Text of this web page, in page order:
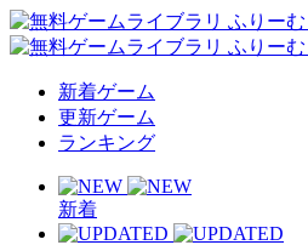
新着ゲーム
更新ゲーム
ランキング
新着